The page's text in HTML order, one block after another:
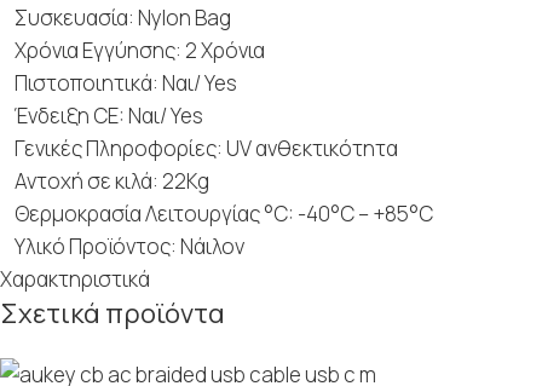
Συσκευασία: Nylon Bag
Χρόνια Εγγύησης: 2 Χρόνια
Πιστοποιητικά: Ναι/ Yes
Ένδειξη CE: Ναι/ Yes
Γενικές Πληροφορίες: UV ανθεκτικότητα
Αντοχή σε κιλά: 22Kg
Θερμοκρασία Λειτουργίας °C: -40°C – +85°C
Υλικό Προϊόντος: Νάιλον
Χαρακτηριστικά
Σχετικά προϊόντα